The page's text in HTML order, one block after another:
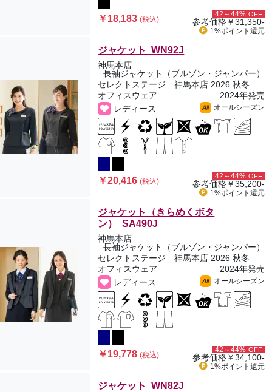
￥18,183(税込)
42～44% OFF
参考価格￥31,350-
1%ポイント 還元
ジャケット WN92J
神馬本店
長袖ジャケット（ブルゾン・ジャンパー）
セレクトステージ 神馬本店 2026 秋冬
オフィスウェア
2024年発売
レディース
All オールシーズン
￥20,416(税込)
42～44% OFF
参考価格￥35,200-
1%ポイント 還元
ジャケット（きらめくボタ
ン） SA490J
神馬本店
長袖ジャケット（ブルゾン・ジャンパー）
セレクトステージ 神馬本店 2026 秋冬
オフィスウェア
2024年発売
レディース
All オールシーズン
￥19,778(税込)
42～44% OFF
参考価格￥34,100-
1%ポイント 還元
ジャケット WN82J